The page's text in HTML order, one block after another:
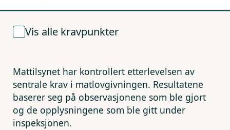
Vis alle kravpunkter
Mattilsynet har kontrollert etterlevelsen av
sentrale krav i matlovgivningen. Resultatene
baserer seg på observasjonene som ble gjort
og de opplysningene som ble gitt under
inspeksjonen.